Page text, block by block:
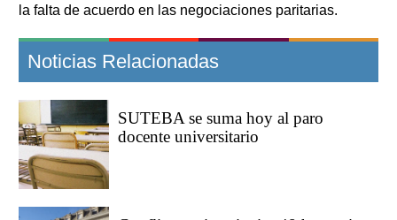
Teléfonos de urgencia
la falta de acuerdo en las negociaciones paritarias.
Noticias Relacionadas
SUTEBA se suma hoy al paro
docente universitario